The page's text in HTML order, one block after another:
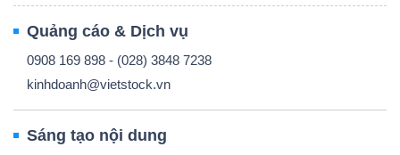
Quảng cáo & Dịch vụ
0908 169 898 - (028) 3848 7238
kinhdoanh@vietstock.vn
Sáng tạo nội dung